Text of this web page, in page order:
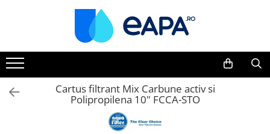
Toate Produsele
Dedurizare
Dedurizator tip Cabinet
Dedurizator Simplex
Cartus filtrant Mix Carbune activ si
Polipropilena 10" FCCA-STO